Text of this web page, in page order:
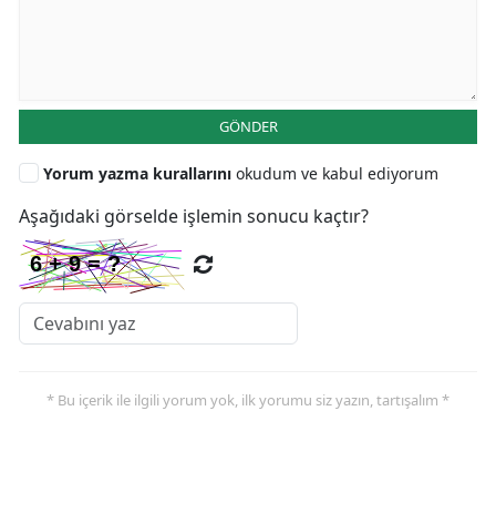
GÖNDER
Yorum yazma kurallarını okudum ve kabul ediyorum
Aşağıdaki görselde işlemin sonucu kaçtır?
* Bu içerik ile ilgili yorum yok, ilk yorumu siz yazın, tartışalım *